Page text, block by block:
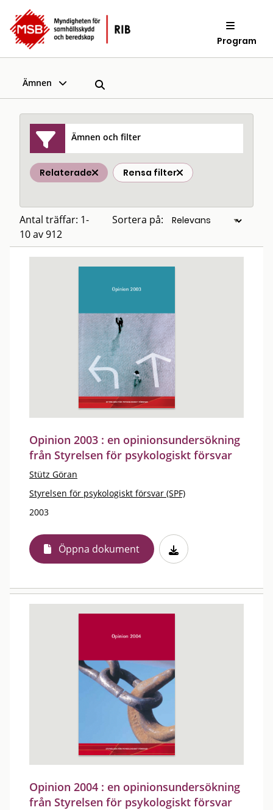
Program
Ämnen
Ämnen och filter
Relaterade Rensa filter
Antal träffar: 1-
10 av 912
Sortera på:
Opinion 2003 : en opinionsundersökning
från Styrelsen för psykologiskt försvar
Stütz Göran
Styrelsen för psykologiskt försvar (SPF)
2003
Öppna dokument
Opinion 2004 : en opinionsundersökning
från Styrelsen för psykologiskt försvar